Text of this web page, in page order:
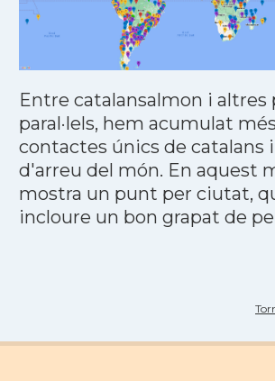
Entre catalansalmon i altres
paral·lels, hem acumulat
contactes únics de catalans
d'arreu del món. En aquest
mostra un punt per ciutat,
incloure un bon grapat de